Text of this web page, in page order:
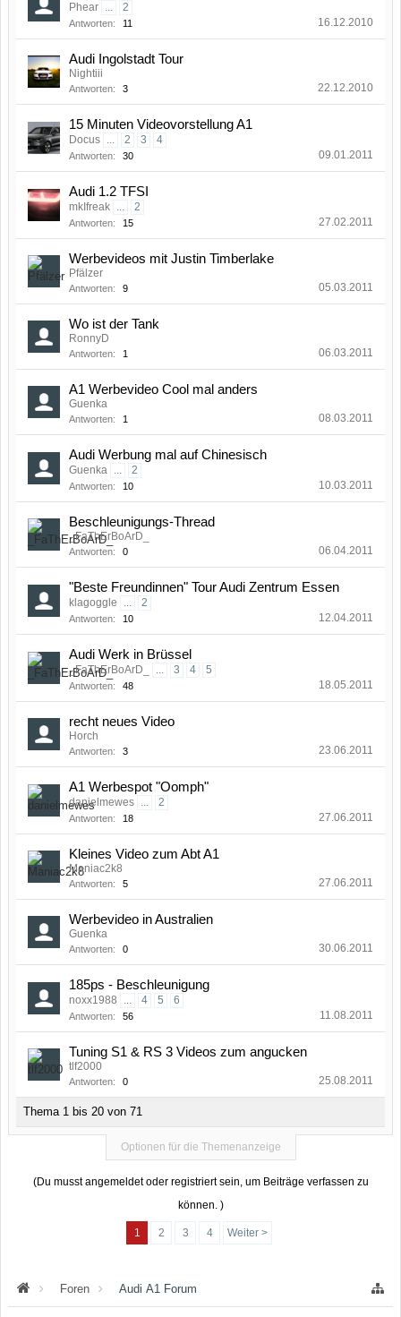
Phear ... 2
Antworten: 11 16.12.2010
Audi Ingolstadt Tour
Nightiii
Antworten: 3 22.12.2010
15 Minuten Videovorstellung A1
Docus ... 2 3 4
Antworten: 30 09.01.2011
Audi 1.2 TFSI
mkIfreak ... 2
Antworten: 15 27.02.2011
Werbevideos mit Justin Timberlake
Pfälzer
Antworten: 9 05.03.2011
Wo ist der Tank
RonnyD
Antworten: 1 06.03.2011
A1 Werbevideo Cool mal anders
Guenka
Antworten: 1 08.03.2011
Audi Werbung mal auf Chinesisch
Guenka ... 2
Antworten: 10 10.03.2011
Beschleunigungs-Thread
_FaThErBoArD_
Antworten: 0 06.04.2011
"Beste Freundinnen" Tour Audi Zentrum Essen
klagoggle ... 2
Antworten: 10 12.04.2011
Audi Werk in Brüssel
_FaThErBoArD_ ... 3 4 5
Antworten: 48 18.05.2011
recht neues Video
Horch
Antworten: 3 23.06.2011
A1 Werbespot "Oomph"
danielmewes ... 2
Antworten: 18 27.06.2011
Kleines Video zum Abt A1
Maniac2k8
Antworten: 5 27.06.2011
Werbevideo in Australien
Guenka
Antworten: 0 30.06.2011
185ps - Beschleunigung
noxx1988 ... 4 5 6
Antworten: 56 11.08.2011
Tuning S1 & RS 3 Videos zum angucken
tlf2000
Antworten: 0 25.08.2011
Thema 1 bis 20 von 71
Optionen für die Themenanzeige
(Du musst angemeldet oder registriert sein, um Beiträge verfassen zu
können. )
1 2 3 4 Weiter >
Foren Audi A1 Forum